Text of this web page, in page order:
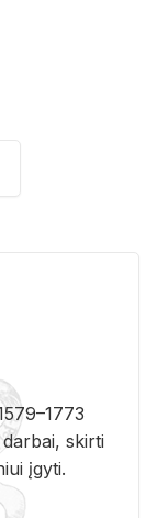
skirti
įgyti.